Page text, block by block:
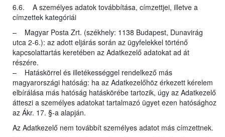
6.6. A személyes adatok továbbítása, címzettjei, illetve a
címzettek kategóriái
– Magyar Posta Zrt. (székhely: 1138 Budapest, Dunavirág
utca 2-6.): az adott eljárás során az ügyfelekkel történő
kapcsolattartás keretében az Adatkezelő adatokat ad át
részére.
– Hatáskörrel és illetékességgel rendelkező más
magyarországi hatóság: ha az Adatkezelőhöz érkezett kérelem
elbírálása más hatóság hatáskörébe tartozik, úgy az Adatkezelő
átteszi a személyes adatokat tartalmazó ügyet ezen hatósághoz
az Ákr. 17. §-a alapján.
Az Adatkezelő nem továbbít személyes adatot más címzettnek.